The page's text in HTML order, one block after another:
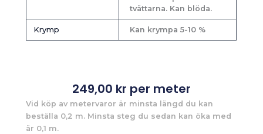
tvättarna. Kan blöda.
Krymp Kan krympa 5-10 %
249,00 kr per meter
Vid köp av metervaror är minsta längd du kan
beställa 0,2 m. Minsta steg du sedan kan öka med
är 0,1 m.